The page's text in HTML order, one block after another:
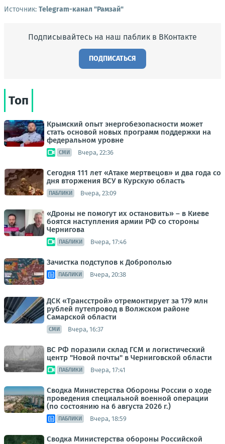
Источник: Telegram-канал "Рамзай"
Подписывайтесь на наш паблик в ВКонтакте
ПОДПИСАТЬСЯ
Топ
Крымский опыт энергобезопасности может
стать основой новых программ поддержки на
федеральном уровне
СМИ Вчера, 22:36
Сегодня 111 лет «Атаке мертвецов» и два года со
дня вторжения ВСУ в Курскую область
ПАБЛИКИ Вчера, 23:09
«Дроны не помогут их остановить» – в Киеве
боятся наступления армии РФ со стороны
Чернигова
ПАБЛИКИ Вчера, 17:46
Зачистка подступов к Доброполью
ПАБЛИКИ Вчера, 20:38
ДСК «Трансстрой» отремонтирует за 179 млн
рублей путепровод в Волжском районе
Самарской области
СМИ Вчера, 16:37
ВС РФ поразили склад ГСМ и логистический
центр "Новой почты" в Черниговской области
ПАБЛИКИ Вчера, 17:41
Сводка Министерства Обороны России о ходе
проведения специальной военной операции
(по состоянию на 6 августа 2026 г.)
ПАБЛИКИ Вчера, 18:59
Сводка Министерства обороны Российской